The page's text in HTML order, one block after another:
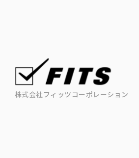
株式会社フィッツコーポレーション